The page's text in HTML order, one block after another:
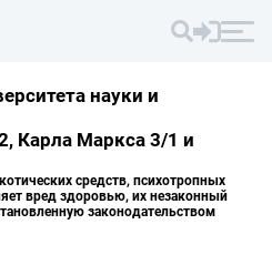
науки и
Карла Маркса 3/1 и
средств, психотропных
вред здоровью, их незаконный
законодательством